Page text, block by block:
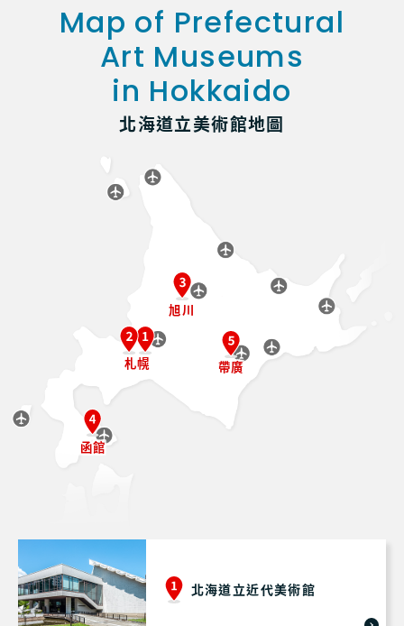
Map of Prefectural
Art Museums
in Hokkaido
北海道立美術館地圖
札幌
旭川
函館
帶廣
北海道立近代美術館